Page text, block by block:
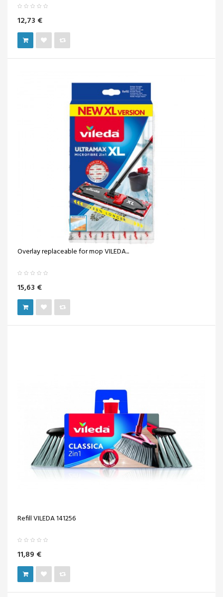
12,73 €
Overlay replaceable for mop VILEDA...
15,63 €
Refill VILEDA 141256
11,89 €